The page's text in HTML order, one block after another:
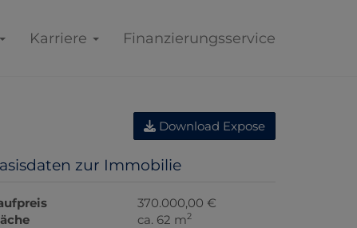
Karriere Finanzierungsservice
Download Expose
zur Immobilie
370.000,00 €
ca. 62 m2